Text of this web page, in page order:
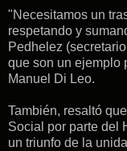
"Necesitamos un
respetando y
Pedhelez
que son un ejemplo
Manuel Di Leo.
También, resaltó
Social por parte del
un triunfo de la